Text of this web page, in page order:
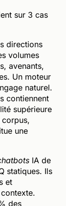
sur 3 cas
directions
volumes
avenants,
Un moteur
naturel.
contiennent
supérieure
une
IA de
statiques. Ils
et
des